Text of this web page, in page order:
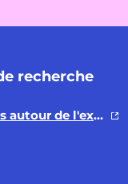
recherche
En savoirs plus sur les ateliers autour de l'exposition